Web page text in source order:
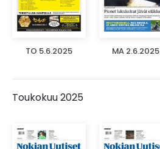
TO 5.6.2025 MA 2.6.2025
Toukokuu 2025